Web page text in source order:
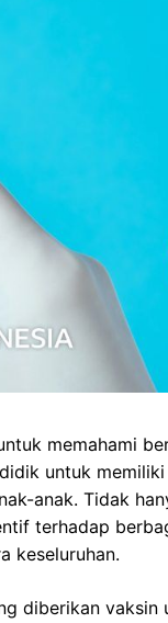
memahami
untuk
anak. Tidak
terhadap
keseluruhan.
diberikan